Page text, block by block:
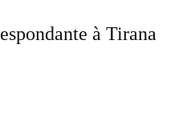
à Tirana